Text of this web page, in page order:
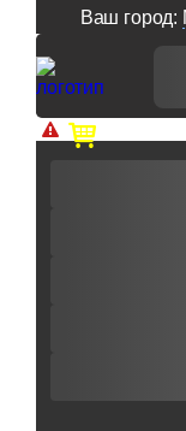
Ваш город:
Доп. скидка